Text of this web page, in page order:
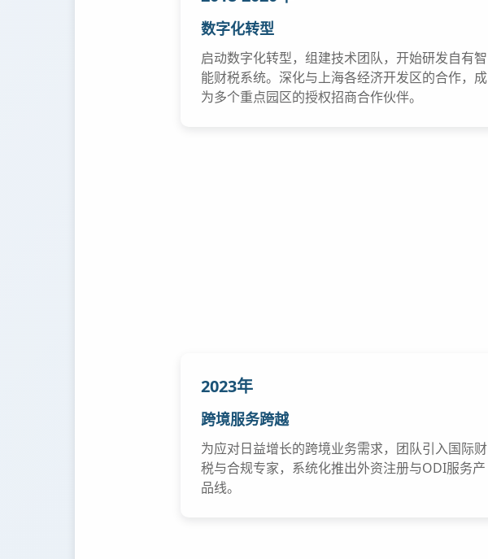
数字化转型
启动数字化转型，组建技术团队，开始研发自有智
能财税系统。深化与上海各经济开发区的合作，成
为多个重点园区的授权招商合作伙伴。
2023年
跨境服务跨越
为应对日益增长的跨境业务需求，团队引入国际财
税与合规专家，系统化推出外资注册与ODI服务产
品线。